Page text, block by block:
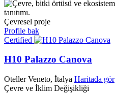
Çevresel proje
Profile bak
Certified
H10 Palazzo Canova
Oteller Veneto, İtalya Haritada gör
Çevre ve İklim Değişikliği